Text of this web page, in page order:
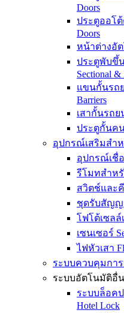
Doors
ประตูออโต้
Doors
หน้าต่างอัต
ประตูพับขึ้
Sectional
แขนกั้นรถย
Barriers
เสากั้นรถย
ประตูกั้นคน
อุปกรณ์เสริมสำห
อุปกรณ์เชื่อ
รีโมทสำหรั
สวิตช์และคี
ชุดรับสัญญ
โฟโต้เซลล์
เซนเซอร์
ไฟหัวเสา
ระบบควบคุมการ
ระบบอัตโนมัติอื่นๆ
ระบบล็อคป
Hotel Lock